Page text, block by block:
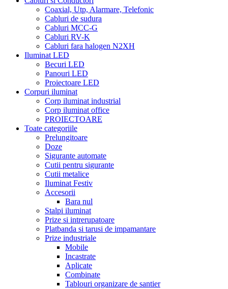
Coaxial, Utp, Alarmare, Telefonic
Cabluri de sudura
Cabluri MCC-G
Cabluri RV-K
Cabluri fara halogen N2XH
Iluminat LED
Becuri LED
Panouri LED
Proiectoare LED
Corpuri iluminat
Corp iluminat industrial
Corp iluminat office
PROIECTOARE
Toate categoriile
Prelungitoare
Doze
Sigurante automate
Cutii pentru sigurante
Cutii metalice
Iluminat Festiv
Accesorii
Bara nul
Stalpi iluminat
Prize si intrerupatoare
Platbanda si tarusi de impamantare
Prize industriale
Mobile
Incastrate
Aplicate
Combinate
Tablouri organizare de santier